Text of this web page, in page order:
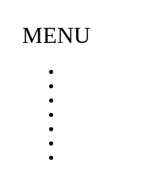
MENU